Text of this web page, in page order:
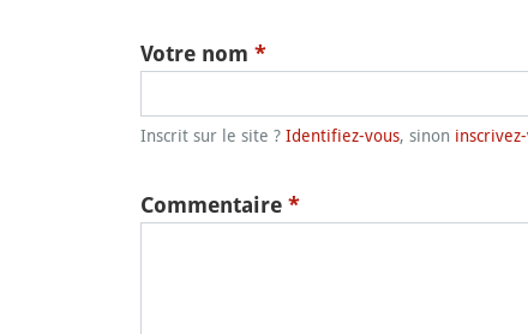
Votre nom *
Inscrit sur le site ? Identifiez-vous, sinon
Commentaire *